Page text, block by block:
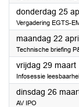
donderdag 25
Vergadering EGTS-
maandag 22
Technische briefing
vrijdag 29 maart
Infosessie
dinsdag 26
AV IPO